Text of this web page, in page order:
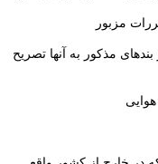
مزبور
مذکور به آنها تصریح